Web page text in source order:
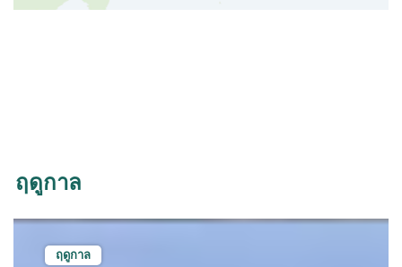
ฤดูกาล
ฤดูกาล